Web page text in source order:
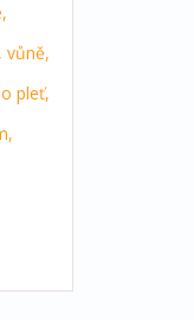
vůně,
pleť,